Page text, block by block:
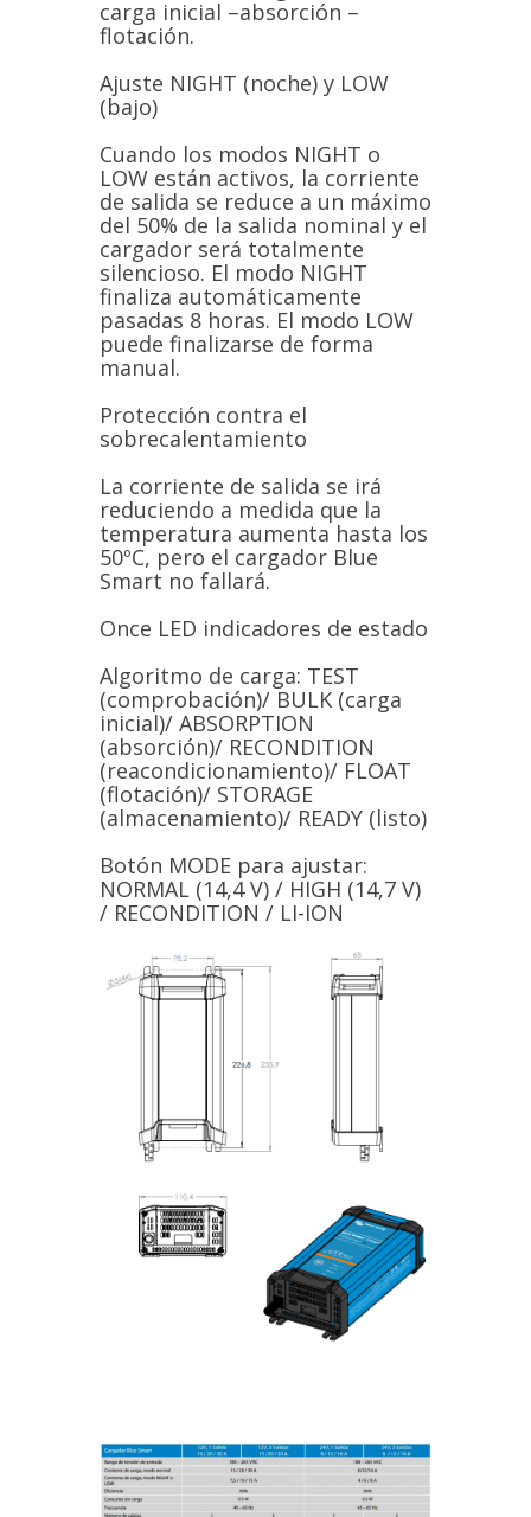
carga inicial –absorción –
flotación.
Ajuste NIGHT (noche) y LOW
(bajo)
Cuando los modos NIGHT o
LOW están activos, la corriente
de salida se reduce a un máximo
del 50% de la salida nominal y el
cargador será totalmente
silencioso. El modo NIGHT
finaliza automáticamente
pasadas 8 horas. El modo LOW
puede finalizarse de forma
manual.
Protección contra el
sobrecalentamiento
La corriente de salida se irá
reduciendo a medida que la
temperatura aumenta hasta los
50ºC, pero el cargador Blue
Smart no fallará.
Once LED indicadores de estado
Algoritmo de carga: TEST
(comprobación)/ BULK (carga
inicial)/ ABSORPTION
(absorción)/ RECONDITION
(reacondicionamiento)/ FLOAT
(flotación)/ STORAGE
(almacenamiento)/ READY (listo)
Botón MODE para ajustar:
NORMAL (14,4 V) / HIGH (14,7 V)
/ RECONDITION / LI-ION